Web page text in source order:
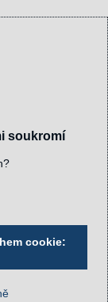
soukromí
cookie: